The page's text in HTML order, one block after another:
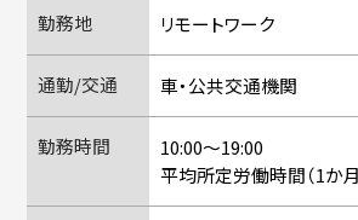
勤務地 リモートワーク
通勤/交通 車・公共交通機関
勤務時間
10:00～19:00
平均所定労働時間（1か